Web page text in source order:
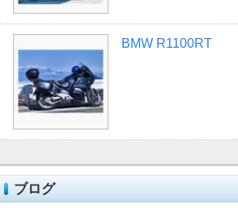
BMW R1100RT
ブログ